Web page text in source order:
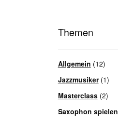
Themen
Allgemein (12)
Jazzmusiker(1)
Masterclass(2)
Saxophon spielen